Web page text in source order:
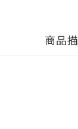
商品